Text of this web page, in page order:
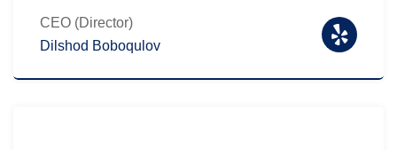
CEO (Director)
Dilshod Boboqulov